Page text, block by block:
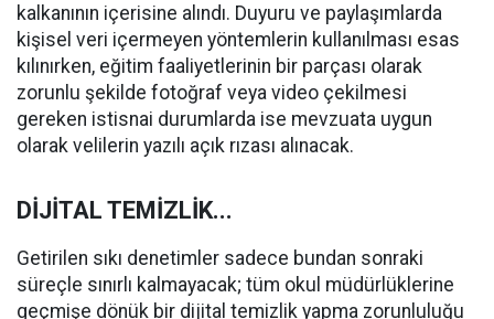
kalkanının içerisine alındı. Duyuru ve paylaşımlarda
kişisel veri içermeyen yöntemlerin kullanılması esas
kılınırken, eğitim faaliyetlerinin bir parçası olarak
zorunlu şekilde fotoğraf veya video çekilmesi
gereken istisnai durumlarda ise mevzuata uygun
olarak velilerin yazılı açık rızası alınacak.
DİJİTAL TEMİZLİK...
Getirilen sıkı denetimler sadece bundan sonraki
süreçle sınırlı kalmayacak; tüm okul müdürlüklerine
geçmişe dönük bir dijital temizlik yapma zorunluluğu